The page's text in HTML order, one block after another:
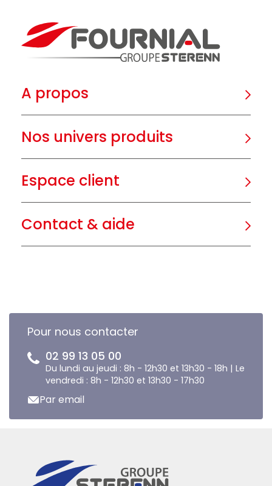
A propos
Nos univers produits
Espace client
Contact & aide
Pour nous contacter
02 99 13 05 00
Du lundi au jeudi : 8h - 12h30 et 13h30 - 18h | Le
vendredi : 8h - 12h30 et 13h30 - 17h30
Par email